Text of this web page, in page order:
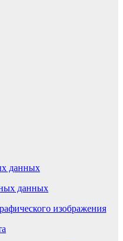
данных
данных
изображения